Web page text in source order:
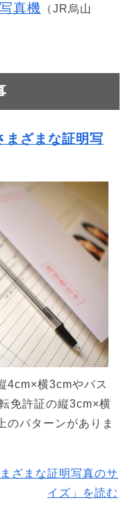
真機
（JR烏山
まざまな証明写
4cm×横3cmやパス
免許証の縦3cm×横
のパターンがありま
ざまな証明写真のサ
イズ」を読む